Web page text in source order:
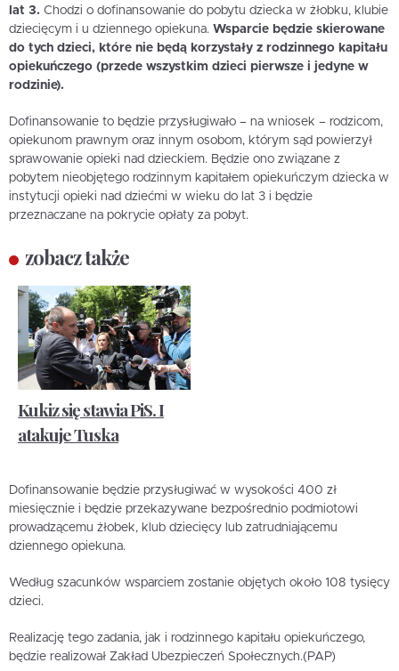
lat 3. Chodzi o dofinansowanie do pobytu dziecka w żłobku, klubie
dziecięcym i u dziennego opiekuna. Wsparcie będzie skierowane
do tych dzieci, które nie będą korzystały z rodzinnego kapitału
opiekuńczego (przede wszystkim dzieci pierwsze i jedyne w
rodzinie).
Dofinansowanie to będzie przysługiwało – na wniosek – rodzicom,
opiekunom prawnym oraz innym osobom, którym sąd powierzył
sprawowanie opieki nad dzieckiem. Będzie ono związane z
pobytem nieobjętego rodzinnym kapitałem opiekuńczym dziecka w
instytucji opieki nad dziećmi w wieku do lat 3 i będzie
przeznaczane na pokrycie opłaty za pobyt.
zobacz także
Kukiz się stawia PiS. I
atakuje Tuska
Dofinansowanie będzie przysługiwać w wysokości 400 zł
miesięcznie i będzie przekazywane bezpośrednio podmiotowi
prowadzącemu żłobek, klub dziecięcy lub zatrudniającemu
dziennego opiekuna.
Według szacunków wsparciem zostanie objętych około 108 tysięcy
dzieci.
Realizację tego zadania, jak i rodzinnego kapitału opiekuńczego,
będzie realizował Zakład Ubezpieczeń Społecznych.(PAP)